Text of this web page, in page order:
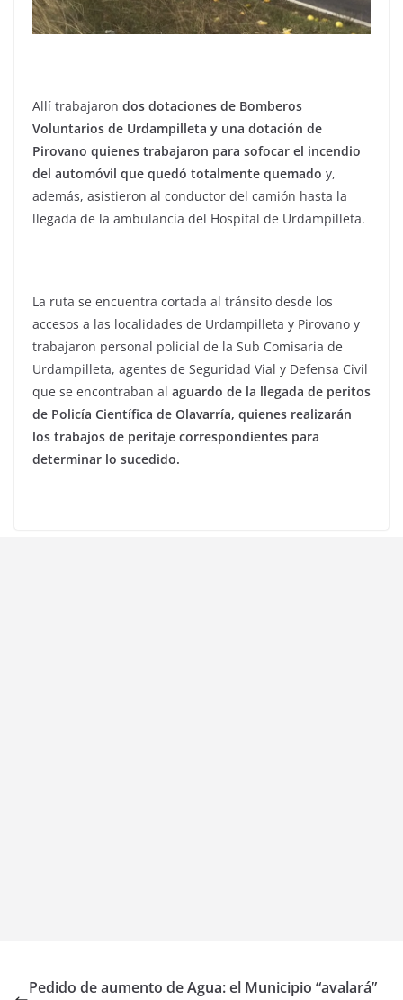
Allí trabajaron dos dotaciones de Bomberos
Voluntarios de Urdampilleta y una dotación de
Pirovano quienes trabajaron para sofocar el incendio
del automóvil que quedó totalmente quemado y,
además, asistieron al conductor del camión hasta la
llegada de la ambulancia del Hospital de Urdampilleta.
La ruta se encuentra cortada al tránsito desde los
accesos a las localidades de Urdampilleta y Pirovano y
trabajaron personal policial de la Sub Comisaria de
Urdampilleta, agentes de Seguridad Vial y Defensa Civil
que se encontraban al aguardo de la llegada de peritos
de Policía Científica de Olavarría, quienes realizarán
los trabajos de peritaje correspondientes para
determinar lo sucedido.
Pedido de aumento de Agua: el Municipio “avalará”